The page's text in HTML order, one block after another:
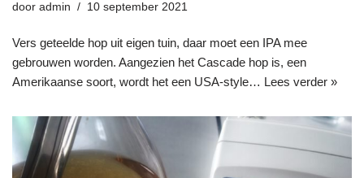
door admin 10 september 2021
Vers geteelde hop uit eigen tuin, daar moet een IPA mee
gebrouwen worden. Aangezien het Cascade hop is, een
Amerikaanse soort, wordt het een USA-style… Lees verder »